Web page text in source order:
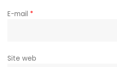
E-mail *
Site web